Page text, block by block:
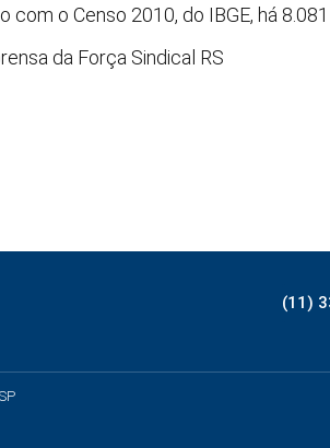
com o Censo 2010, do IBGE, há
da Força Sindical RS
(11)